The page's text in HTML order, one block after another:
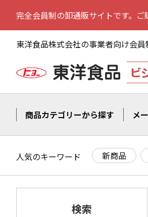
完全会員制の卸通販サイトです。ご
東洋食品株式会社の事業者向け会員
商品カテゴリーから探す メ
人気のキーワード 新商品
検索